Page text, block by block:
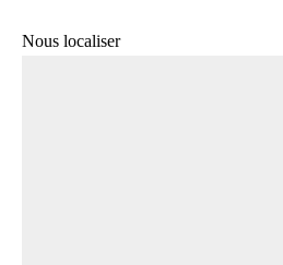
Nous localiser